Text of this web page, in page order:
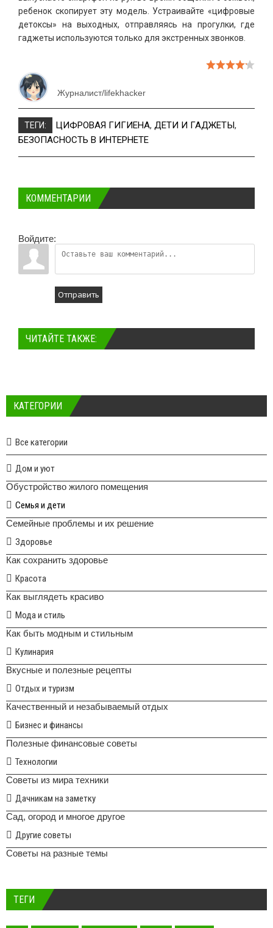
ребенок скопирует эту модель. Устраивайте «цифровые
детоксы» на выходных, отправляясь на прогулки, где
гаджеты используются только для экстренных звонков.
Журналист/lifekhacker
ТЕГИ: ЦИФРОВАЯ ГИГИЕНА, ДЕТИ И ГАДЖЕТЫ ,
БЕЗОПАСНОСТЬ В ИНТЕРНЕТЕ
КОММЕНТАРИИ
Войдите:
Отправить
ЧИТАЙТЕ ТАКЖЕ:
КАТЕГОРИИ
Все категории
Дом и уют
Обустройство жилого помещения
Семья и дети
Семейные проблемы и их решение
Здоровье
Как сохранить здоровье
Красота
Как выглядеть красиво
Мода и стиль
Как быть модным и стильным
Кулинария
Вкусные и полезные рецепты
Отдых и туризм
Качественный и незабываемый отдых
Бизнес и финансы
Полезные финансовые советы
Технологии
Советы из мира техники
Дачникам на заметку
Сад, огород и многое другое
Другие советы
Советы на разные темы
ТЕГИ